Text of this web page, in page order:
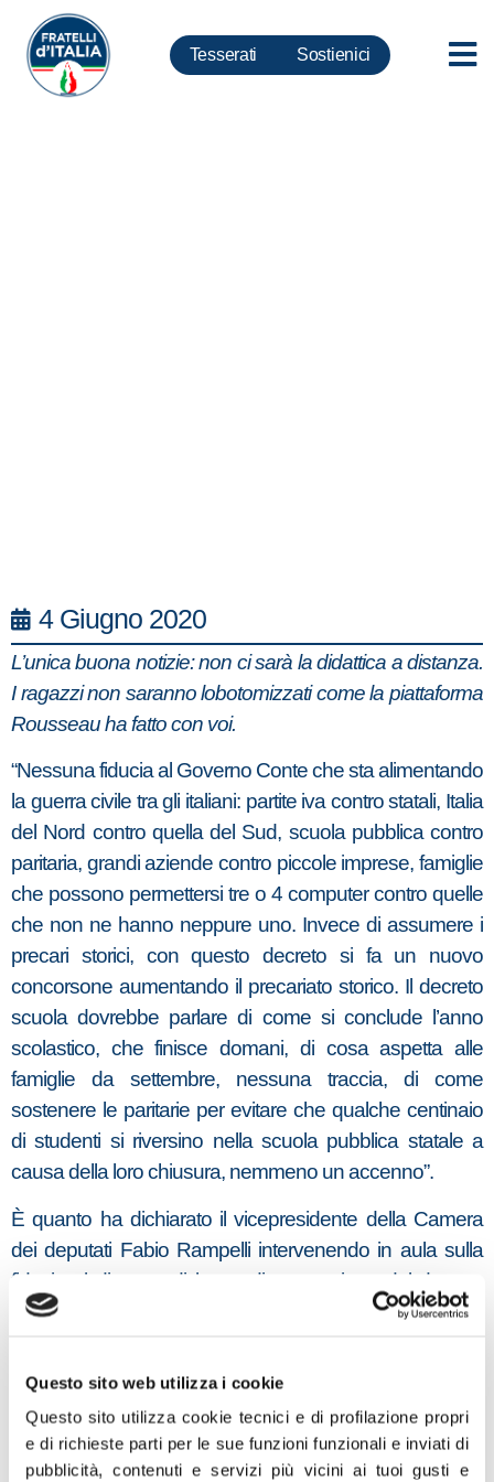
Questo sito web utilizza i cookie
Questo sito utilizza cookie tecnici e di profilazione propri
e di richieste parti per le sue funzioni funzionali e inviati di
pubblicità, contenuti e servizi più vicini ai tuoi gusti e
Tesserati Sostienici
4 Giugno 2020
L’unica buona notizie: non ci sarà la didattica a distanza.
I ragazzi non saranno lobotomizzati come la piattaforma
Rousseau ha fatto con voi.
“Nessuna fiducia al Governo Conte che sta alimentando
la guerra civile tra gli italiani: partite iva contro statali, Italia
del Nord contro quella del Sud, scuola pubblica contro
paritaria, grandi aziende contro piccole imprese, famiglie
che possono permettersi tre o 4 computer contro quelle
che non ne hanno neppure uno. Invece di assumere i
precari storici, con questo decreto si fa un nuovo
concorsone aumentando il precariato storico. Il decreto
scuola dovrebbe parlare di come si conclude l’anno
scolastico, che finisce domani, di cosa aspetta alle
famiglie da settembre, nessuna traccia, di come
sostenere le paritarie per evitare che qualche centinaio
di studenti si riversino nella scuola pubblica statale a
causa della loro chiusura, nemmeno un accenno”.
È quanto ha dichiarato il vicepresidente della Camera
dei deputati Fabio Rampelli intervenendo in aula sulla
fiducia al disegno di legge di conversione del decreto
sulla scuola.
Conte ma ne ha anche prolungato l’agonia. State come
d’autunno sugli alberi le foglie”, dice Rampelli citando il
poeta Giuseppe Ungaretti, il cui cinquantenario della